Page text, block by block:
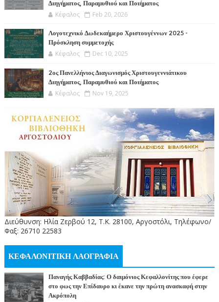
Διηγήματος, Παραμυθιού και Ποιήματος
Κέφαλος Feb 20, 2026
Λογοτεχνικό Δωδεκαήμερο Χριστουγέννων 2025 -
Πρόσκληση συμμετοχής
Κέφαλος Dec 10, 2025
2ος Πανελλήνιος Διαγωνισμός Χριστουγεννιάτικου
Διηγήματος, Παραμυθιού και Ποιήματος
Κέφαλος Nov 19, 2025
Διεύθυνση: Ηλία Ζερβού 12, Τ.Κ. 28100, Αργοστόλι, Τηλέφωνο/
Φαξ: 26710 22583
ΚΕΦΑΛΟΝΙΤΙΚΗ ΛΑΟΓΡΑΦΙΑ
Παναγής Καββαδίας: Ο δαιμόνιος Κεφαλλονίτης που έφερε
στο φως την Επίδαυρο κι έκανε την πρώτη ανασκαφή στην
Ακρόπολη